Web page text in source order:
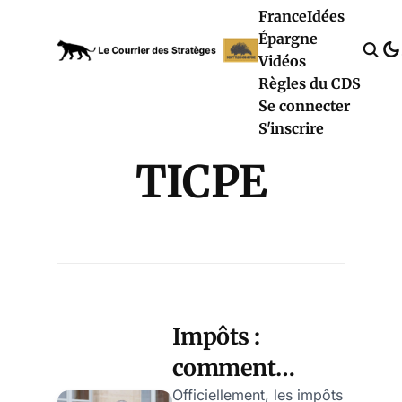
FranceIdées
Épargne
Vidéos
Règles du CDS
Se connecter
S'inscrire
TICPE
Impôts :
comment
Officiellement, les impôts